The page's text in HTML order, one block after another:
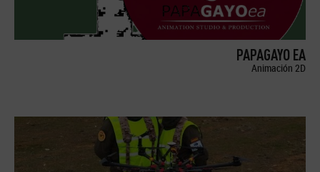
PAPAGAYO EA
Animación 2D